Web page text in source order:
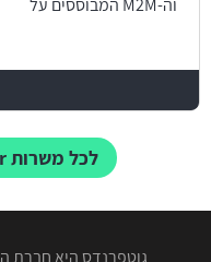
וה-M2M המבוססים על
לכל משרות Embedded Engineer
גוטפרנדס היא חברת